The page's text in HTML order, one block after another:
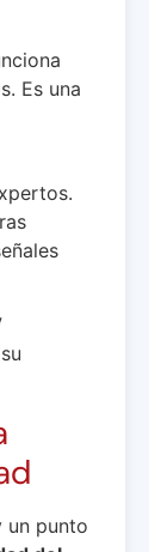
Es una
un punto